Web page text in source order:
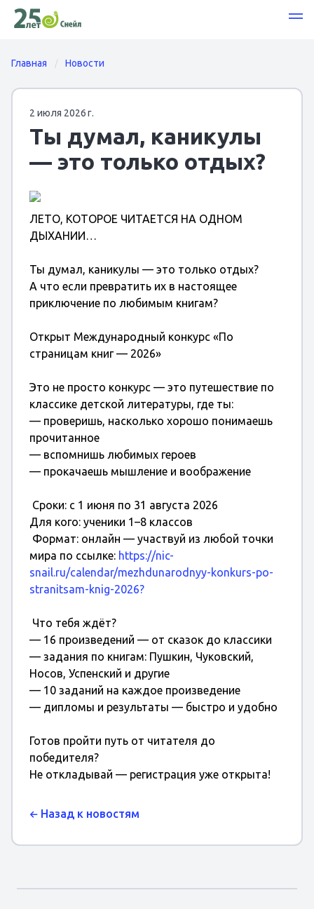
Главная Новости
2 июля 2026 г.
Ты думал, каникулы
— это только отдых?
ЛЕТО, КОТОРОЕ ЧИТАЕТСЯ НА ОДНОМ
ДЫХАНИИ…
Ты думал, каникулы — это только отдых?
А что если превратить их в настоящее
приключение по любимым книгам?
Открыт Международный конкурс «По
страницам книг — 2026»
Это не просто конкурс — это путешествие по
классике детской литературы, где ты:
— проверишь, насколько хорошо понимаешь
прочитанное
— вспомнишь любимых героев
— прокачаешь мышление и воображение
Сроки: с 1 июня по 31 августа 2026
Для кого: ученики 1–8 классов
Формат: онлайн — участвуй из любой точки
мира по ссылке: https://nic-
snail.ru/calendar/mezhdunarodnyy-konkurs-po-
stranitsam-knig-2026?
Что тебя ждёт?
— 16 произведений — от сказок до классики
— задания по книгам: Пушкин, Чуковский,
Носов, Успенский и другие
— 10 заданий на каждое произведение
— дипломы и результаты — быстро и удобно
Готов пройти путь от читателя до
победителя?
Не откладывай — регистрация уже открыта!
Назад к новостям